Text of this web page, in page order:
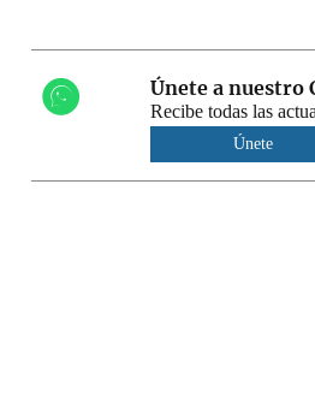
Únete a nuestro
Recibe todas las
Únete